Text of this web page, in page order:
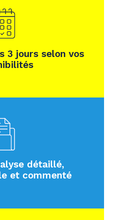
3 jours selon vos
détaillé,
et commenté